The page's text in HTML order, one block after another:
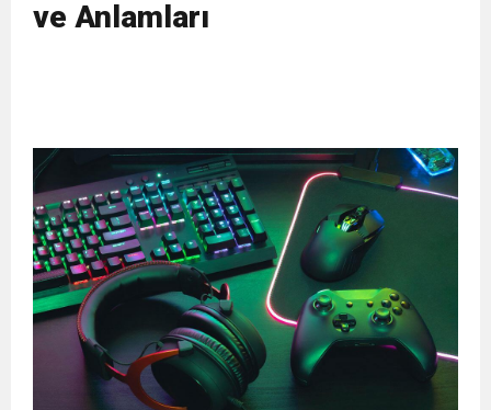
11:32 Dr. Öcük, karın germe estetiği ile ilgili bilgi verdi
ve Anlamları